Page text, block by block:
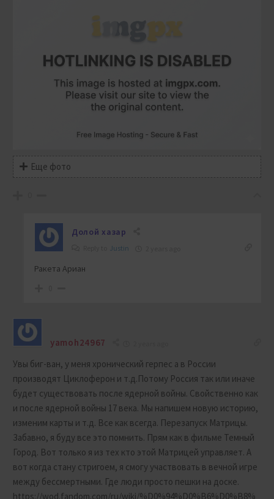
Еще фото
Долой хазар
Justin
Ракета Ариан
yamoh24967
Увы биг-ван, у меня хронический герпес а в России
производят Циклоферон и т.д.Потому Россия так или иначе
будет существовать после ядерной войны. Свойственно как
и после ядерной войны 17 века. Мы напишем новую историю,
изменим карты и т.д. Все как всегда. Перезапуск Матрицы.
Забавно, я буду все это помнить. Прям как в фильме Темный
Город. Вот только я из тех кто этой Матрицей управляет. А
вот когда стану стригоем, я смогу участвовать в вечной игре
между бессмертными. Где люди просто пешки на доске.
https://wod.fandom.com/ru/wiki/%D0%94%D0%B6%D0%B8%